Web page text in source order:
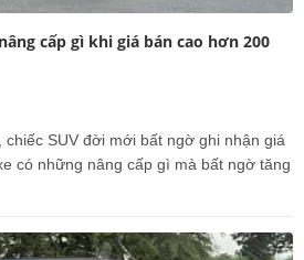
cấp gì khi giá bán cao hơn 200
chiếc SUV đời mới bất ngờ ghi nhận giá
có những nâng cấp gì mà bất ngờ tăng